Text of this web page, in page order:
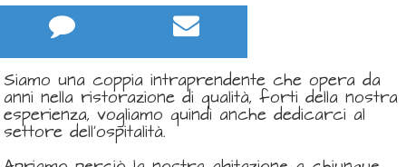
 
Siamo una coppia intraprendente che opera da
anni nella ristorazione di qualità, forti della nostra
esperienza, vogliamoquindi anche dedicarci al
settore dell’ospitalità.